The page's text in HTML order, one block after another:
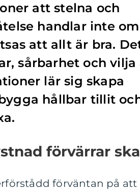
att stelna och
handlar inte
att allt är bra.
sårbarhet och
lär sig skapa
hållbar tillit
förvärrar
förväntan på att